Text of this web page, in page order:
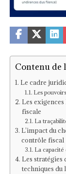
Contenu de
Le cadre
Les
Les
fiscale
La
L’impact du
contrôle fiscal
La
Les stratégies
techniques du